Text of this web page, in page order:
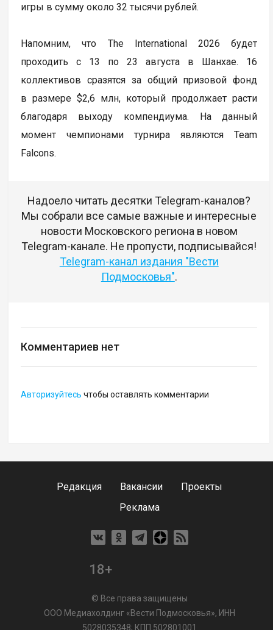
игры в сумму около 32 тысячи рублей.
Напомним, что The International 2026 будет
проходить с 13 по 23 августа в Шанхае. 16
коллективов сразятся за общий призовой фонд
в размере $2,6 млн, который продолжает расти
благодаря выходу компендиума. На данный
момент чемпионами турнира являются Team
Falcons.
Надоело читать десятки Telegram-каналов?
Мы собрали все самые важные и интересные
новости Московского региона в новом
Telegram-канале. Не пропусти, подписывайся!
Telegram-канал издания "Вести
Подмосковья".
Комментариев нет
Авторизуйтесь чтобы оставлять комментарии
Редакция Вакансии
Проекты
Реклама
18+
© Все права защищены
ООО Медиахолдинг «Вести Подмосковья», ИНН
5028035348; КПП 502801001